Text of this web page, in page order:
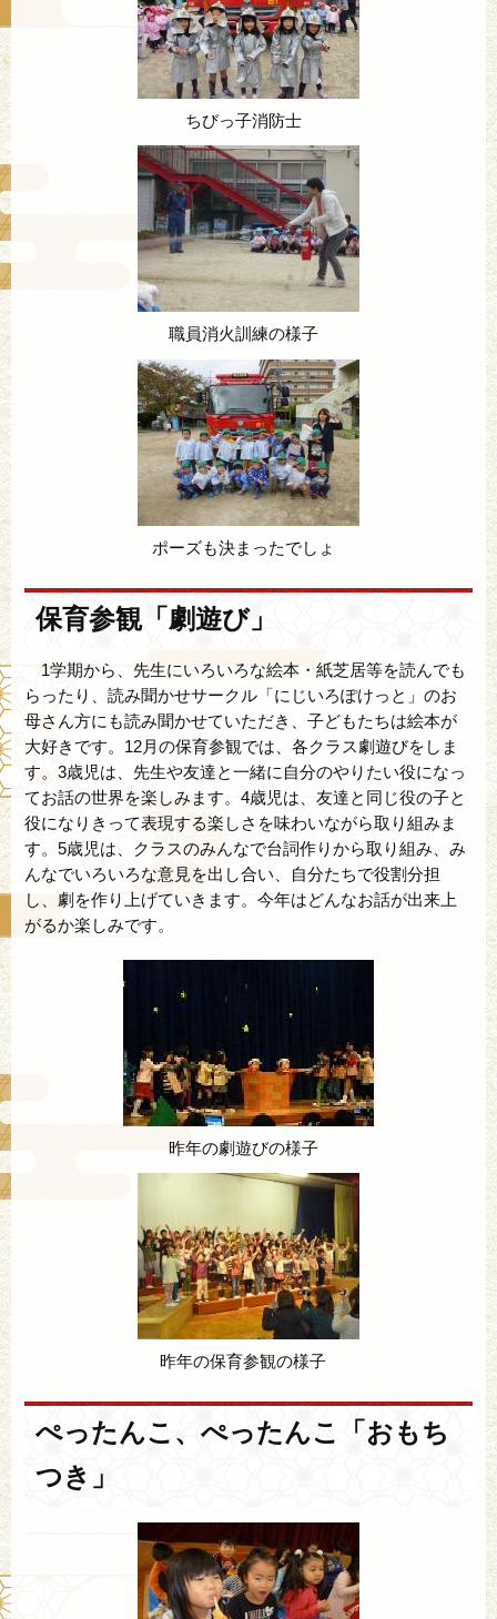
ちびっ子消防士
職員消火訓練の様子
ポーズも決まったでしょ
保育参観「劇遊び」
1学期から、先生にいろいろな絵本・紙芝居等を読んでも
らったり、読み聞かせサークル「にじいろぽけっと」のお
母さん方にも読み聞かせていただき、子どもたちは絵本が
大好きです。12月の保育参観では、各クラス劇遊びをしま
す。3歳児は、先生や友達と一緒に自分のやりたい役になっ
てお話の世界を楽しみます。4歳児は、友達と同じ役の子と
役になりきって表現する楽しさを味わいながら取り組みま
す。5歳児は、クラスのみんなで台詞作りから取り組み、み
んなでいろいろな意見を出し合い、自分たちで役割分担
し、劇を作り上げていきます。今年はどんなお話が出来上
がるか楽しみです。
昨年の劇遊びの様子
昨年の保育参観の様子
ぺったんこ、ぺったんこ「おもち
つき」